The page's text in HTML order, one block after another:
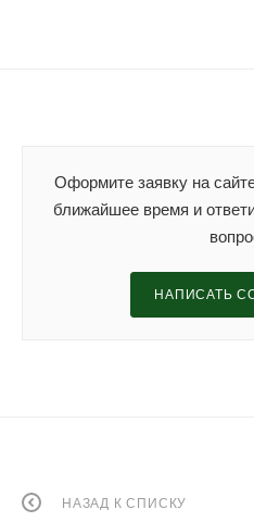
Оформите заявку на
ближайшее время и
НАПИСАТЬ
НАЗАД К СПИСКУ